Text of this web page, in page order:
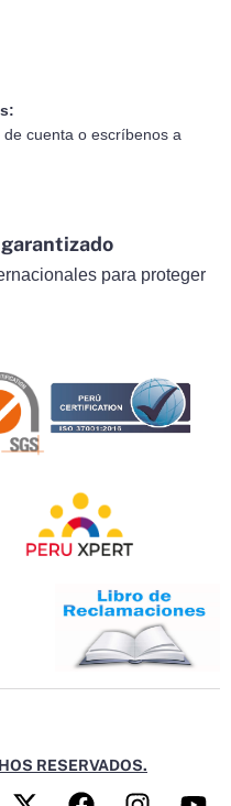
cuenta o escríbenos a
para proteger
RESERVADOS.
X
F
I
Y